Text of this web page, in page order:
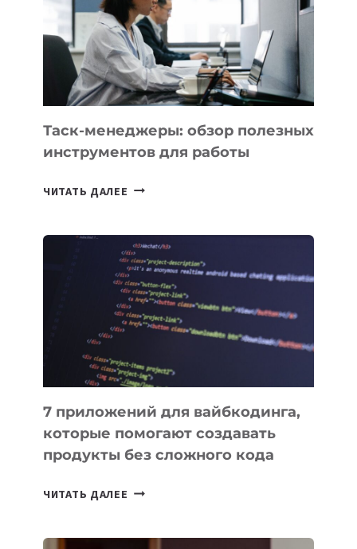
ПО
ИСКУССТВЕННОМУ
ИНТЕЛЛЕКТУ
Таск-менеджеры: обзор полезных
инструментов для работы
ЧИТАТЬ ДАЛЕЕ ТАСК-
ПОЛЕЗНЫХ
ИНСТРУМЕНТОВ
ДЛЯ
РАБОТЫ
7 приложений для вайбкодинга,
которые помогают создавать
продукты без сложного кода
ЧИТАТЬ ДАЛЕЕ 7